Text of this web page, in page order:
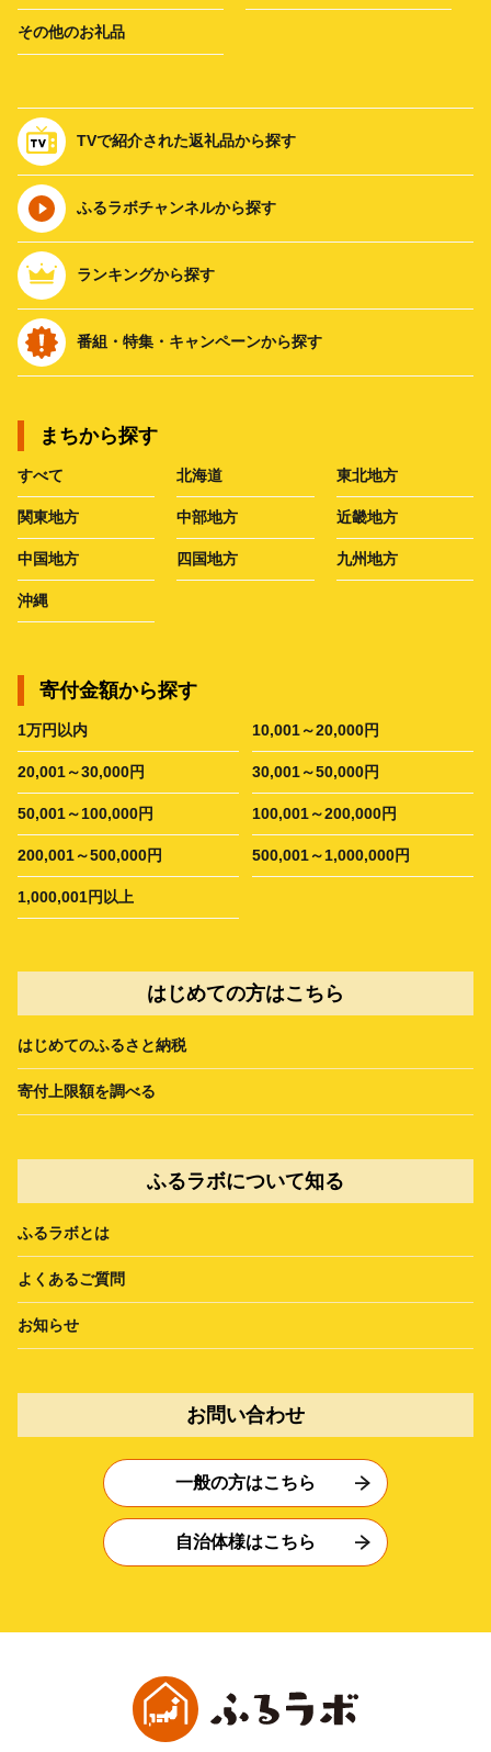
その他のお礼品
TVで紹介された返礼品から探す
ふるラボチャンネルから探す
ランキングから探す
番組・特集・キャンペーンから探す
まちから探す
すべて 北海道 東北地方
関東地方 中部地方 近畿地方
中国地方 四国地方 九州地方
沖縄
寄付金額から探す
1万円以内 10,001～20,000円
20,001～30,000円 30,001～50,000円
50,001～100,000円 100,001～200,000円
200,001～500,000円 500,001～1,000,000円
1,000,001円以上
はじめての方はこちら
はじめてのふるさと納税
寄付上限額を調べる
ふるラボについて知る
ふるラボとは
よくあるご質問
お知らせ
お問い合わせ
一般の方はこちら
自治体様はこちら